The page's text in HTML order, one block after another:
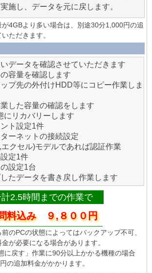
施し、データを元に戻します。
4GBより多い場合は、別途30分1,000円の追
ただきます。
データを確認させていただきます
容量を確認します
プ先の外付けHDD等にコピー作業しま
した容量の確認をします
にリカバリーします
ト設定1件
ーネットの接続設定
クセル)モデルであれば認証作業
定1件
設定1台
たデータを書き戻し作業します
2.5時間までの作業で
料込み ９,８００円
のPCの状態によってはバックアップ不可、
が必要になる場合があります。
に戻す」作業に90分以上かかる機種の場合
の追加料金がかかります。